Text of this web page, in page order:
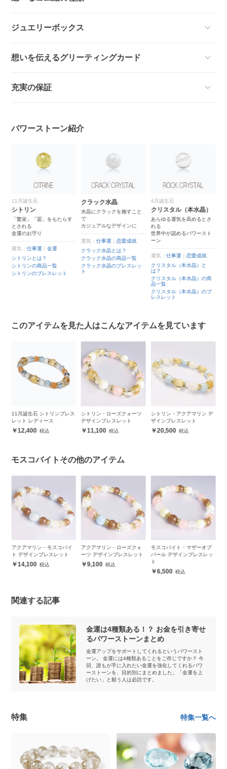
ジュエリーボックス
想いを伝えるグリーティングカード
充実の保証
パワーストーン紹介
11月誕生石
シトリン
「繁栄」「冨」をもたらす
とされる
金運のお守り
運気：仕事運 ｜金運
シトリンとは？
シトリンの商品一覧
シトリンのブレスレット
クラック水晶
水晶にクラックを施すこと
で
カジュアルなデザインに
運気：仕事運 ｜恋愛成就
クラック水晶とは？
クラック水晶の商品一覧
クラック水晶のブレスレッ
ト
4月誕生石
クリスタル（本水晶）
あらゆる運気を高めるとさ
れる
世界中が認めるパワースト
ーン
運気：仕事運
恋愛成就
クリスタル（本水晶）と
は？
クリスタル（本水晶）の商
品一覧
クリスタル（本水晶）のブ
レスレット
このアイテムを見た人はこんなアイテムを見ています
11月誕生石 シトリンブレス
レット レディース
12,400
シトリン・ローズクォーツ
デザインブレスレット
11,100
シトリン・アクアマリン デ
ザインブレスレット
20,500
モスコバイトその他のアイテム
アクアマリン・モスコバイ
ト デザインブレスレット
14,100
アクアマリン・ローズクォ
ーツ デザインブレスレット
9,100
モスコバイト・マザーオブ
パール デザインブレスレッ
ト
6,500
関連する記事
金運は4種類ある！？ お金を引き寄せ
るパワーストーンまとめ
金運アップをサポートしてくれるというパワースト
ーン。 金運には4種類あることをご存じですか？ 今
回、誰もが手に入れたい金運を強化してくれるパワ
ーストーンを、目的別にまとめました。「金運を上
げたい」と願う人は必読です。
特集 特集一覧へ